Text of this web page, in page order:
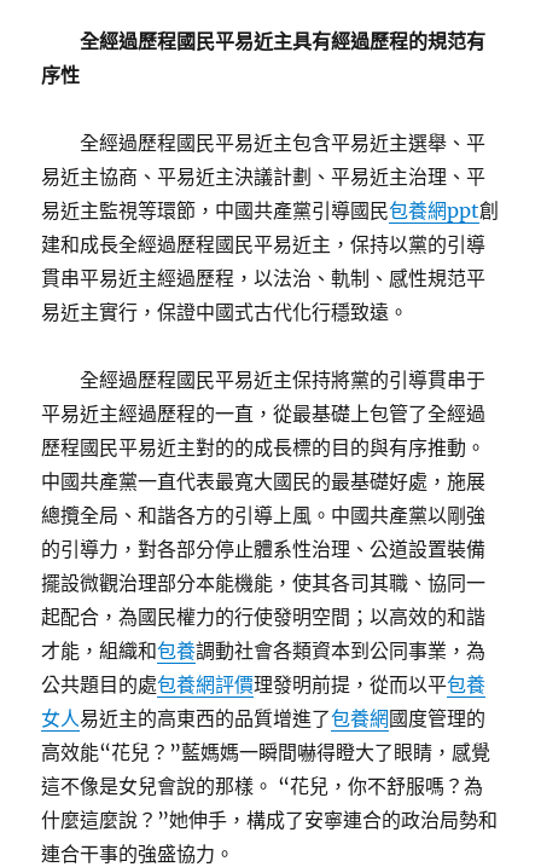
全經過歷程國民平易近主具有經過歷程的規范有
序性
全經過歷程國民平易近主包含平易近主選舉、平
易近主協商、平易近主決議計劃、平易近主治理、平
易近主監視等環節，中國共產黨引導國民包養網ppt創
建和成長全經過歷程國民平易近主，保持以黨的引導
貫串平易近主經過歷程，以法治、軌制、感性規范平
易近主實行，保證中國式古代化行穩致遠。
全經過歷程國民平易近主保持將黨的引導貫串于
平易近主經過歷程的一直，從最基礎上包管了全經過
歷程國民平易近主對的的成長標的目的與有序推動。
中國共產黨一直代表最寬大國民的最基礎好處，施展
總攬全局、和諧各方的引導上風。中國共產黨以剛強
的引導力，對各部分停止體系性治理、公道設置裝備
擺設微觀治理部分本能機能，使其各司其職、協同一
起配合，為國民權力的行使發明空間；以高效的和諧
才能，組織和包養調動社會各類資本到公同事業，為
公共題目的處包養網評價理發明前提，從而以平包養
女人易近主的高東西的品質增進了包養網 國度管理的
高效能“花兒？”藍媽媽一瞬間嚇得瞪大了眼睛，感覺
這不像是女兒會說的那樣。 “花兒，你不舒服嗎？為
什麼這麼說？”她伸手，構成了安寧連合的政治局勢和
連合干事的強盛協力。